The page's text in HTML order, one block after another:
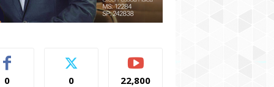
0 0 22,800